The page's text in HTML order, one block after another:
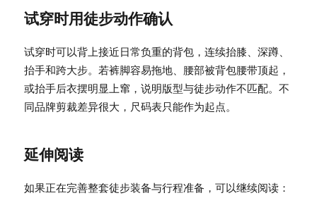
试穿时用徒步动作确认
试穿时可以背上接近日常负重的背包，连续抬膝、深蹲、
抬手和跨大步。若裤脚容易拖地、腰部被背包腰带顶起，
或抬手后衣摆明显上窜，说明版型与徒步动作不匹配。不
同品牌剪裁差异很大，尺码表只能作为起点。
延伸阅读
如果正在完善整套徒步装备与行程准备，可以继续阅读：